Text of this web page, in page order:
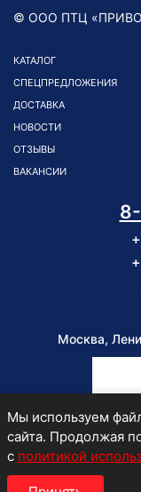
© ООО ПТЦ
КАТАЛОГ
СПЕЦПРЕДЛОЖЕНИЯ
ДОСТАВКА
НОВОСТИ
ОТЗЫВЫ
ВАКАНСИИ
Москва,
Мы используем
сайта. Продолжая
с политикой